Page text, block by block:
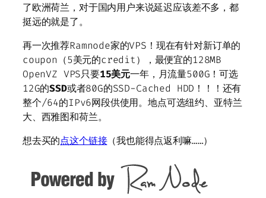
了欧洲荷兰，对于国内用户来说延迟应该差不多，都
挺远的就是了。
再一次推荐Ramnode家的VPS！现在有针对新订单的
coupon（5美元的credit），最便宜的128MB
OpenVZ VPS只要15美元一年，月流量500G！可选
12G的SSD或者80G的SSD-Cached HDD！！！还有
整个/64的IPv6网段供使用。地点可选纽约、亚特兰
大、西雅图和荷兰。
想去买的点这个链接（我也能得点返利嘛……）